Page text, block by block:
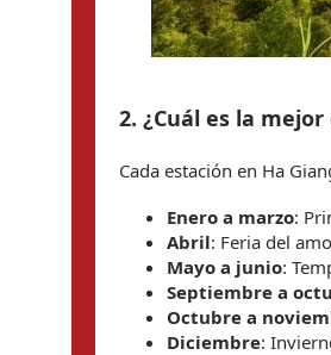
2. ¿Cuál es la
Cada estación en Ha
Enero a marzo:
Abril: Feria del
Mayo a junio:
Septiembre a
Octubre a
Diciembre: